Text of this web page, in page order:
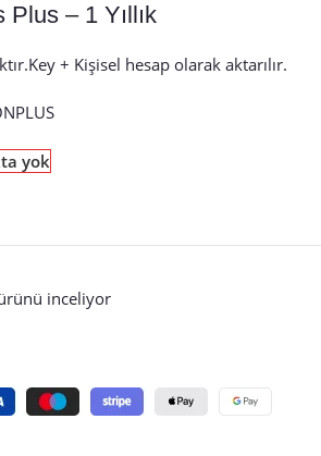
– 1 Yıllık
+ Kişisel hesap olarak aktarılır.
yok
inceliyor